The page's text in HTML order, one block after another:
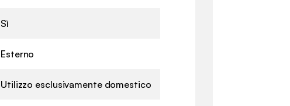
Sì
Esterno
Utilizzo esclusivamente domestico